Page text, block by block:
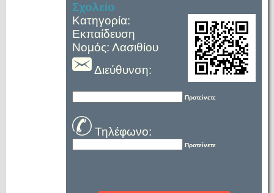
Σχολείο
Κατηγορία:
Εκπαίδευση
Νομός: Λασιθίου
Διεύθυνση:
Προτείνετε
Τηλέφωνο:
Προτείνετε